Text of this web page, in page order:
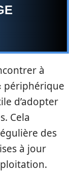
à
périphérique
d’adopter
Cela
des
à jour